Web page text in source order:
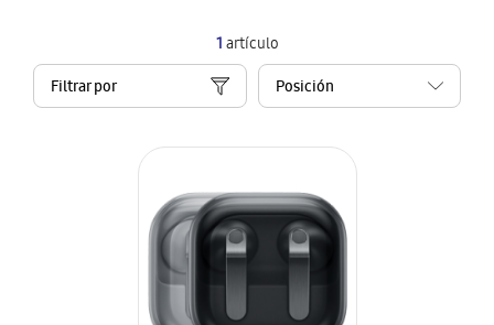
1artículo
Filtrar por